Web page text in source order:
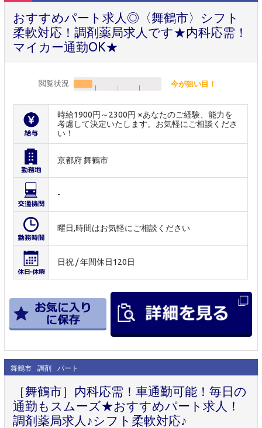
おすすめパート求人◎〈舞鶴市〉シフト
柔軟対応！調剤薬局求人です★内科応需！
マイカー通勤OK★
閲覧状況 今が狙い目！
時給1900円～2300円 ※あなたのご経験、能力を
考慮して決定いたします。お気軽にご相談くださ
い！
京都府 舞鶴市
-
曜日,時間はお気軽にご相談ください
日祝 / 年間休日120日
舞鶴市 調剤 パート
［舞鶴市］内科応需！車通勤可能！毎日の
通勤もスムーズ★おすすめパート求人！
調剤薬局求人♪シフト柔軟対応♪